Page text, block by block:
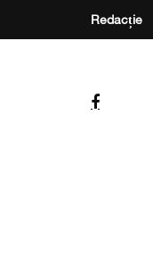
Redacție